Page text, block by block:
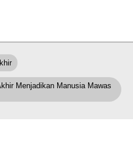
Menjadikan Manusia Mawas